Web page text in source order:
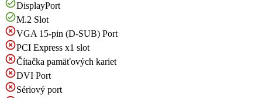
DisplayPort
M.2 Slot
VGA 15-pin (D-SUB) Port
PCI Express x1 slot
Čítačka pamäťových kariet
DVI Port
Sériový port